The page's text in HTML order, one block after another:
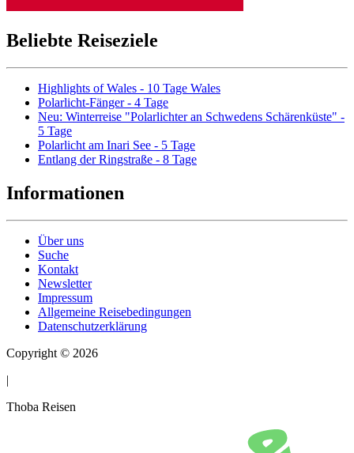
Beliebte Reiseziele
Highlights of Wales - 10 Tage Wales
Polarlicht-Fänger - 4 Tage
Neu: Winterreise "Polarlichter an Schwedens Schärenküste" -
5 Tage
Polarlicht am Inari See - 5 Tage
Entlang der Ringstraße - 8 Tage
Informationen
Über uns
Suche
Kontakt
Newsletter
Impressum
Allgemeine Reisebedingungen
Datenschutzerklärung
Copyright © 2026
|
Thoba Reisen